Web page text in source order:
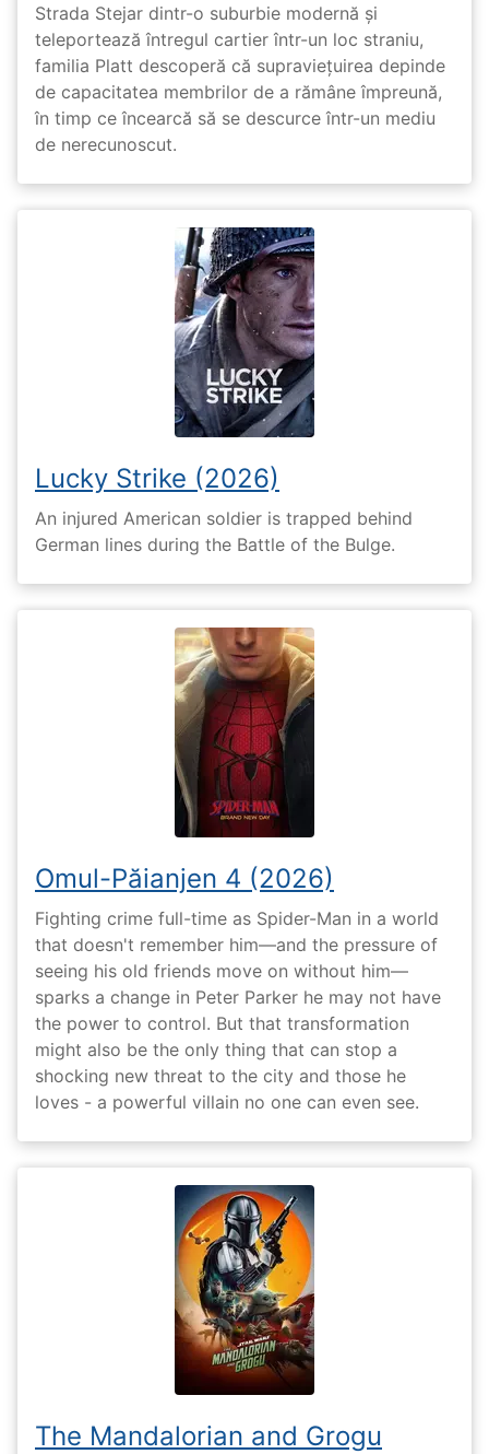
Strada Stejar dintr-o suburbie modernă și
teleportează întregul cartier într-un loc straniu,
familia Platt descoperă că supraviețuirea depinde
de capacitatea membrilor de a rămâne împreună,
în timp ce încearcă să se descurce într-un mediu
de nerecunoscut.
Lucky Strike (2026)
An injured American soldier is trapped behind
German lines during the Battle of the Bulge.
Omul-Păianjen 4 (2026)
Fighting crime full-time as Spider-Man in a world
that doesn't remember him—and the pressure of
seeing his old friends move on without him—
sparks a change in Peter Parker he may not have
the power to control. But that transformation
might also be the only thing that can stop a
shocking new threat to the city and those he
loves - a powerful villain no one can even see.
The Mandalorian and Grogu